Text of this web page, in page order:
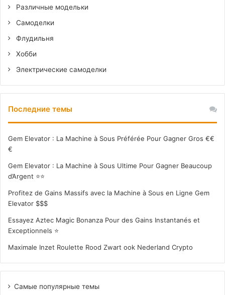
Различные модельки
Самоделки
Флудильня
Хобби
Электрические самоделки
Последние темы
Gem Elevator : La Machine à Sous Préférée Pour Gagner Gros €€
€
Gem Elevator : La Machine à Sous Ultime Pour Gagner Beaucoup
d’Argent ⭐⭐
Profitez de Gains Massifs avec la Machine à Sous en Ligne Gem
Elevator $$$
Essayez Aztec Magic Bonanza Pour des Gains Instantanés et
Exceptionnels ⭐
Maximale Inzet Roulette Rood Zwart ook Nederland Crypto
Самые популярные темы